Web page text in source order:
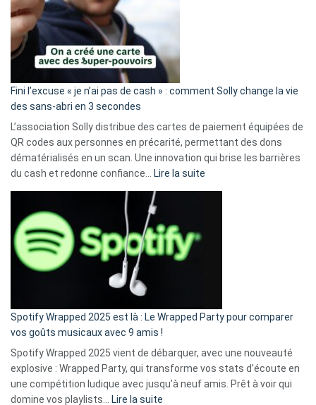
Fini l’excuse « je n’ai pas de cash » : comment Solly change la vie
des sans-abri en 3 secondes
L’association Solly distribue des cartes de paiement équipées de
QR codes aux personnes en précarité, permettant des dons
dématérialisés en un scan. Une innovation qui brise les barrières
du cash et redonne confiance…
Lire la suite
»
Solly
change
la
Spotify Wrapped 2025 est là : Le Wrapped Party pour comparer
vos goûts musicaux avec 9 amis !
Spotify Wrapped 2025 vient de débarquer, avec une nouveauté
explosive : Wrapped Party, qui transforme vos stats d’écoute en
une compétition ludique avec jusqu’à neuf amis. Prêt à voir qui
domine vos playlists…
Lire la suite